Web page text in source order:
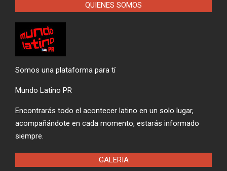
QUIENES SOMOS
Somos una plataforma para tí
Mundo Latino PR
Encontrarás todo el acontecer latino en un solo lugar,
acompañándote en cada momento, estarás informado
siempre.
GALERIA